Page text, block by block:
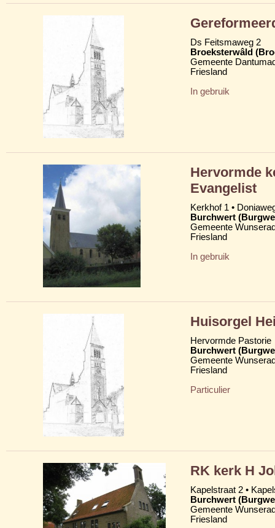
Ds Feitsmaweg 2
Broeksterwâld
Gemeente
Friesland
In gebruik
Hervormde
Evangelist
Kerkhof 1 •
Burchwert
Gemeente
Friesland
In gebruik
Huisorgel
Hervormde Pastorie
Burchwert
Gemeente
Friesland
Particulier
RK kerk H
Kapelstraat 2 •
Burchwert
Gemeente
Friesland